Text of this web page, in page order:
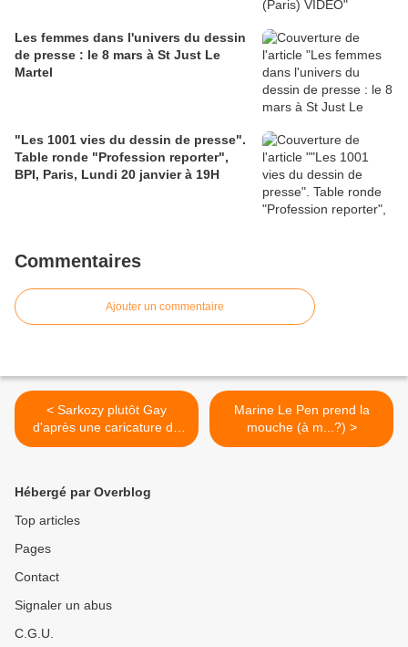
Les femmes dans l'univers du dessin
de presse : le 8 mars à St Just Le
Martel
"Les 1001 vies du dessin de presse".
Table ronde "Profession reporter",
BPI, Paris, Lundi 20 janvier à 19H
Commentaires
Ajouter un commentaire
< Sarkozy plutôt Gay
d'après une caricature du
journal Libération...
Marine Le Pen prend la
mouche (à m...?) >
Hébergé par Overblog
Top articles
Pages
Contact
Signaler un abus
C.G.U.